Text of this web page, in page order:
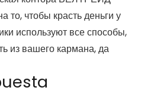
то, чтобы красть деньги у
используют все способы,
из вашего кармана, да